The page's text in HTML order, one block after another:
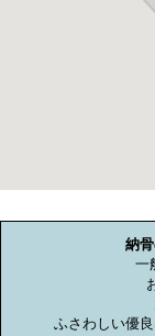
納
一
ふさわしい優